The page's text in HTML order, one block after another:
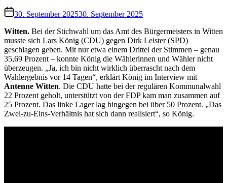
30. September 202530. September 2025
Witten. Bei der Stichwahl um das Amt des Bürgermeisters in Witten
musste sich Lars König (CDU) gegen Dirk Leister (SPD)
geschlagen geben. Mit nur etwa einem Drittel der Stimmen – genau
35,69 Prozent – konnte König die Wählerinnen und Wähler nicht
überzeugen. „Ja, ich bin nicht wirklich überrascht nach dem
Wahlergebnis vor 14 Tagen“, erklärt König im Interview mit
Antenne Witten. Die CDU hatte bei der regulären Kommunalwahl
22 Prozent geholt, unterstützt von der FDP kam man zusammen auf
25 Prozent. Das linke Lager lag hingegen bei über 50 Prozent. „Das
Zwei-zu-Eins-Verhältnis hat sich dann realisiert“, so König.